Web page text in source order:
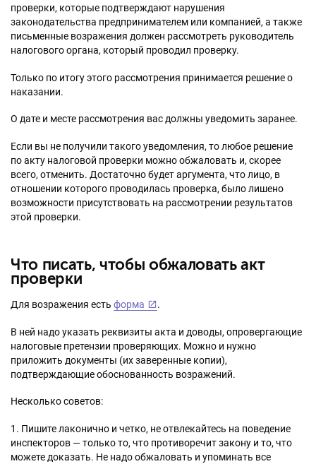
проверки, которые подтверждают нарушения
законодательства предпринимателем или компанией, а также
письменные возражения должен рассмотреть руководитель
налогового органа, который проводил проверку.
Только по итогу этого рассмотрения принимается решение о
наказании.
О дате и месте рассмотрения вас должны уведомить заранее.
Если вы не получили такого уведомления, то любое решение
по акту налоговой проверки можно обжаловать и, скорее
всего, отменить. Достаточно будет аргумента, что лицо, в
отношении которого проводилась проверка, было лишено
возможности присутствовать на рассмотрении результатов
этой проверки.
Что писать, чтобы обжаловать акт
проверки
Для возражения есть форма .
В ней надо указать реквизиты акта и доводы, опровергающие
налоговые претензии проверяющих. Можно и нужно
приложить документы (их заверенные копии),
подтверждающие обоснованность возражений.
Несколько советов:
1. Пишите лаконично и четко, не отвлекайтесь на поведение
инспекторов — только то, что противоречит закону и то, что
можете доказать. Не надо обжаловать и упоминать все